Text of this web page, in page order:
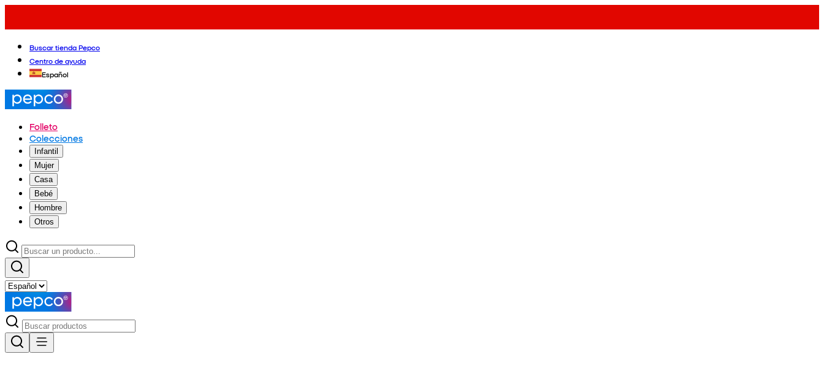
Buscar tienda Pepco
Centro de ayuda
Español
Folleto
Colecciones
Infantil
Mujer
Casa
Bebé
Hombre
Otros